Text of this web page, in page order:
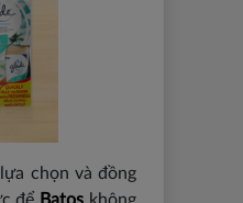
chọn và đồng